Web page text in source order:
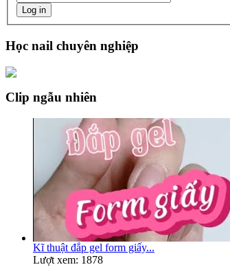
Log in
Học nail chuyên nghiệp
Clip ngẫu nhiên
Kĩ thuật đắp gel form giấy...
Lượt xem: 1878